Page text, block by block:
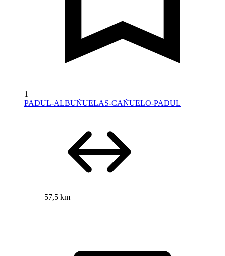
1
PADUL-ALBUÑUELAS-CAÑUELO-PADUL
57,5 km